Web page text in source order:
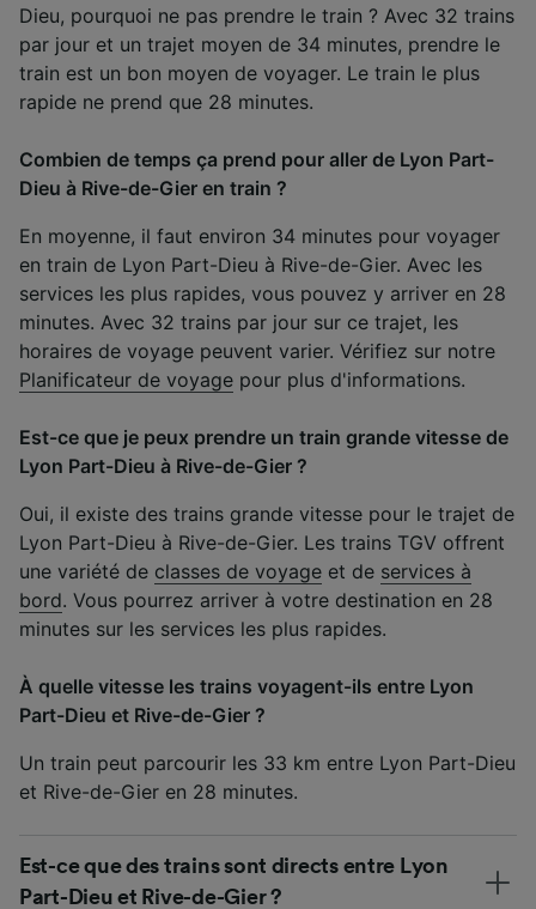
Dieu, pourquoi ne pas prendre le train ? Avec 32 trains
par jour et un trajet moyen de 34 minutes, prendre le
train est un bon moyen de voyager. Le train le plus
rapide ne prend que 28 minutes.
Combien de temps ça prend pour aller de Lyon Part-
Dieu à Rive-de-Gier en train ?
En moyenne, il faut environ 34 minutes pour voyager
en train de Lyon Part-Dieu à Rive-de-Gier. Avec les
services les plus rapides, vous pouvez y arriver en 28
minutes. Avec 32 trains par jour sur ce trajet, les
horaires de voyage peuvent varier. Vérifiez sur notre
Planificateur de voyage pour plus d'informations.
Est-ce que je peux prendre un train grande vitesse de
Lyon Part-Dieu à Rive-de-Gier ?
Oui, il existe des trains grande vitesse pour le trajet de
Lyon Part-Dieu à Rive-de-Gier. Les trains TGV offrent
une variété de classes de voyage et de services à
bord. Vous pourrez arriver à votre destination en 28
minutes sur les services les plus rapides.
À quelle vitesse les trains voyagent-ils entre Lyon
Part-Dieu et Rive-de-Gier ?
Un train peut parcourir les 33 km entre Lyon Part-Dieu
et Rive-de-Gier en 28 minutes.
Est-ce que des trains sont directs entre Lyon
Part-Dieu et Rive-de-Gier ?